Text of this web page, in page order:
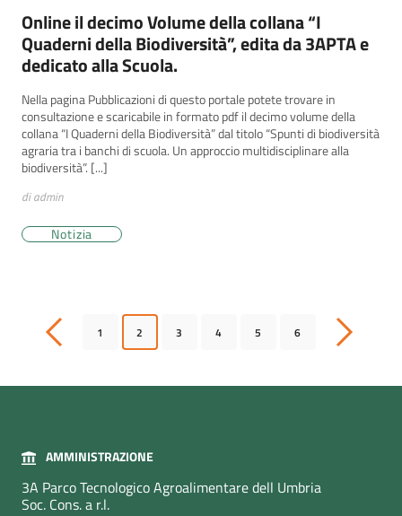
Online il decimo Volume della collana “I
Quaderni della Biodiversità”, edita da 3APTA e
dedicato alla Scuola.
Nella pagina Pubblicazioni di questo portale potete trovare in
consultazione e scaricabile in formato pdf il decimo volume della
collana “I Quaderni della Biodiversità” dal titolo “Spunti di biodiversità
agraria tra i banchi di scuola. Un approccio multidisciplinare alla
biodiversità”. [...]
di admin
Notizia
Pagina precedente
1 2 3 4 5 6 Pagina
AMMINISTRAZIONE
3A Parco Tecnologico Agroalimentare dell Umbria
Soc. Cons. a r.l.